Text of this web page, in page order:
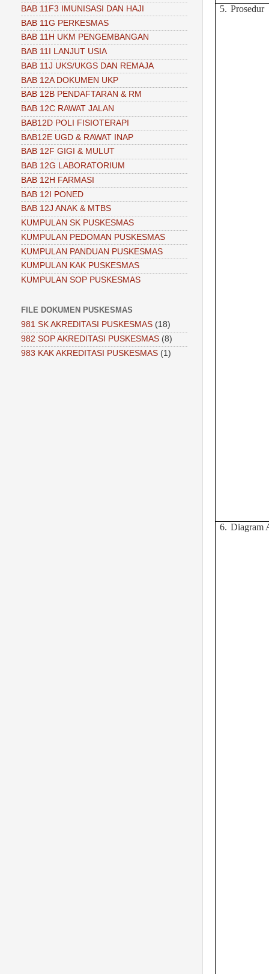
5. Prosedur
6. Diagram
BAB 11F3 IMUNISASI DAN HAJI
BAB 11G PERKESMAS
BAB 11H UKM PENGEMBANGAN
BAB 11I LANJUT USIA
BAB 11J UKS/UKGS DAN REMAJA
BAB 12A DOKUMEN UKP
BAB 12B PENDAFTARAN & RM
BAB 12C RAWAT JALAN
BAB12D POLI FISIOTERAPI
BAB12E UGD & RAWAT INAP
BAB 12F GIGI & MULUT
BAB 12G LABORATORIUM
BAB 12H FARMASI
BAB 12I PONED
BAB 12J ANAK & MTBS
KUMPULAN SK PUSKESMAS
KUMPULAN PEDOMAN PUSKESMAS
KUMPULAN PANDUAN PUSKESMAS
KUMPULAN KAK PUSKESMAS
KUMPULAN SOP PUSKESMAS
FILE DOKUMEN PUSKESMAS
981 SK AKREDITASI PUSKESMAS (18)
982 SOP AKREDITASI PUSKESMAS (8)
983 KAK AKREDITASI PUSKESMAS (1)